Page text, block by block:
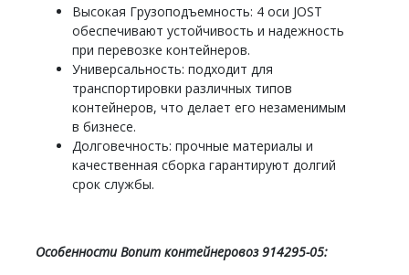
Высокая Грузоподъемность: 4 оси JOST
обеспечивают устойчивость и надежность
при перевозке контейнеров.
Универсальность: подходит для
транспортировки различных типов
контейнеров, что делает его незаменимым
в бизнесе.
Долговечность: прочные материалы и
качественная сборка гарантируют долгий
срок службы.
Особенности Bonum контейнеровоз 914295-05: